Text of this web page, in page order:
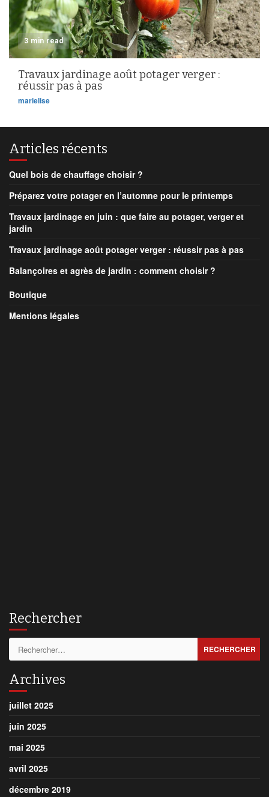
3 min read
Travaux jardinage août potager verger :
réussir pas à pas
marielise
Articles récents
Quel bois de chauffage choisir ?
Préparez votre potager en l’automne pour le printemps
Travaux jardinage en juin : que faire au potager, verger et
jardin
Travaux jardinage août potager verger : réussir pas à pas
Balançoires et agrès de jardin : comment choisir ?
Boutique
Mentions légales
Rechercher
Archives
juillet 2025
juin 2025
mai 2025
avril 2025
décembre 2019